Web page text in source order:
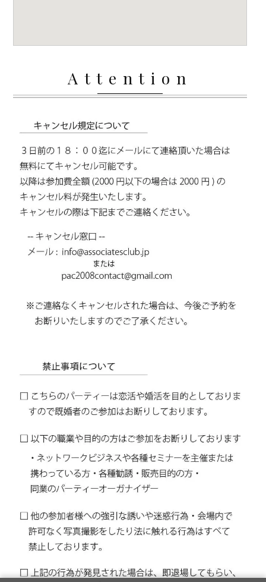
Attention